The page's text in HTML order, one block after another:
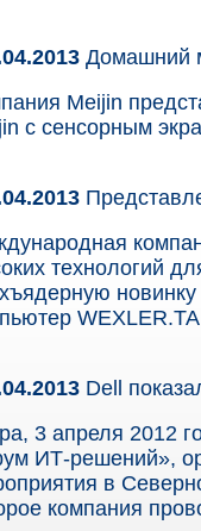
Домашний
Meijin
с сенсорным
технологий
Dell
3 апреля 2012
ИТ-решений»,
в
компания